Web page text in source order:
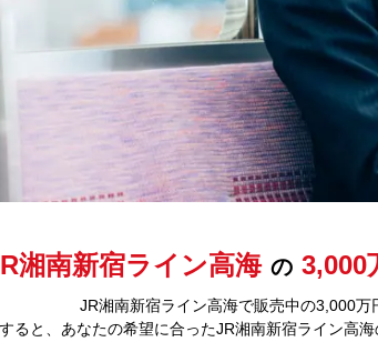
湘南新宿ライン高海 の 3,000
JR湘南新宿ライン高海で販売中の3,000万
ると、あなたの希望に合ったJR湘南新宿ライン高